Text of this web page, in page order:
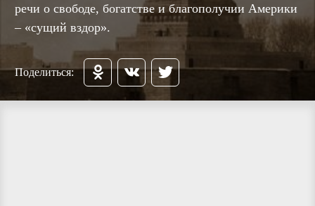
речи о свободе, богатстве и благополучии Америки
– «сущий вздор».
Поделиться: